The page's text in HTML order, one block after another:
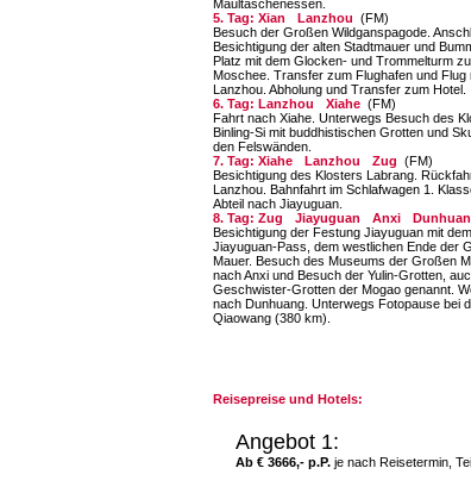
Maultaschenessen.
5. Tag: Xian
Lanzhou (FM)
Besuch der Großen Wildganspagode.
Besichtigung der alten Stadtmauer und
Platz mit dem Glocken- und Trommelturm
Moschee. Transfer zum Flughafen und Flug
Lanzhou. Abho­lung und Transfer zum Hotel.
6. Tag: Lanzhou
Xiahe (FM)
Fahrt nach Xiahe. Unterwegs Besuch des
Binling-Si mit buddhistischen Grotten und
den Felswänden.
7. Tag: Xiahe
Lanzhou Zug (FM)
Besichtigung des Klosters Labrang.
Lanzhou. Bahnfahrt im Schlafwagen 1.
Abteil nach Jiayuguan.
8. Tag: Zug
Jiayuguan Anxi
Besichtigung der Festung Jiayuguan mit
Jiayuguan-Pass, dem westlichen Ende der
Mauer. Besuch des Museums der Großen
nach Anxi und Besuch der Yulin-Grotten,
Geschwister-Grotten der Mogao genannt.
nach Dunhuang. Unterwegs Fotopause bei
Qiaowang (380 km).
Reisepreise und Hotels:
Angebot 1:
Ab € 3666,- p.P. je nach Reisetermin,